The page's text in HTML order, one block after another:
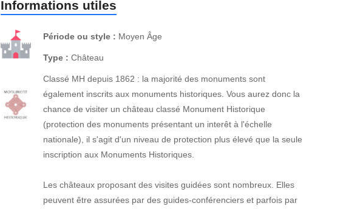
Informations utiles
Période ou style : Moyen Âge
Type : Château
Classé MH depuis 1862 : la majorité des monuments sont
également inscrits aux monuments historiques. Vous aurez donc la
chance de visiter un château classé Monument Historique
(protection des monuments présentant un interêt à l'échelle
nationale), il s'agit d'un niveau de protection plus élevé que la seule
inscription aux Monuments Historiques.
Les châteaux proposant des visites guidées sont nombreux. Elles
peuvent être assurées par des guides-conférenciers et parfois par